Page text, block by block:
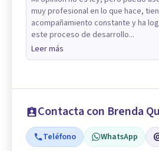
muy profesional en lo que hace,
acompañamiento constante y ha
este proceso de desarrollo...
Leer más
Contacta con Brenda
Teléfono WhatsApp